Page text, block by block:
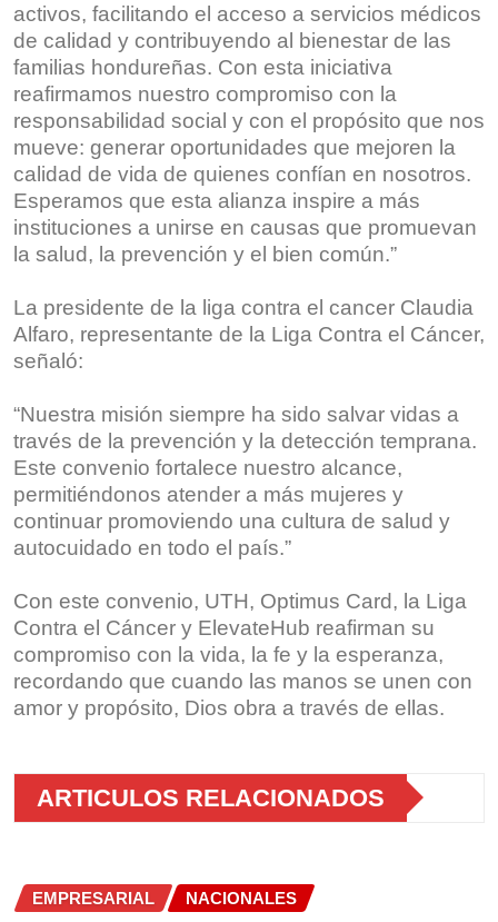
activos, facilitando el acceso a servicios médicos
de calidad y contribuyendo al bienestar de las
familias hondureñas. Con esta iniciativa
reafirmamos nuestro compromiso con la
responsabilidad social y con el propósito que nos
mueve: generar oportunidades que mejoren la
calidad de vida de quienes confían en nosotros.
Esperamos que esta alianza inspire a más
instituciones a unirse en causas que promuevan
la salud, la prevención y el bien común.”
La presidente de la liga contra el cancer Claudia
Alfaro, representante de la Liga Contra el Cáncer,
señaló:
“Nuestra misión siempre ha sido salvar vidas a
través de la prevención y la detección temprana.
Este convenio fortalece nuestro alcance,
permitiéndonos atender a más mujeres y
continuar promoviendo una cultura de salud y
autocuidado en todo el país.”
Con este convenio, UTH, Optimus Card, la Liga
Contra el Cáncer y ElevateHub reafirman su
compromiso con la vida, la fe y la esperanza,
recordando que cuando las manos se unen con
amor y propósito, Dios obra a través de ellas.
ARTICULOS RELACIONADOS
EMPRESARIAL NACIONALES